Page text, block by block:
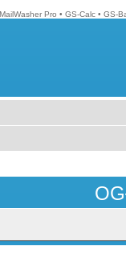
MailWasher Pro • GS-Calc • GS-